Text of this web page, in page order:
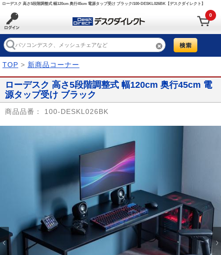
ローデスク 高さ5段階調整式 幅120cm 奥行45cm 電源タップ受け ブラック/100-DESKL026BK【デスクダイレクト】
0
TOP > 新商品コーナー
ローデスク 高さ5段階調整式 幅120cm 奥行45cm 電
源タップ受け ブラック
商品品番： 100-DESKL026BK